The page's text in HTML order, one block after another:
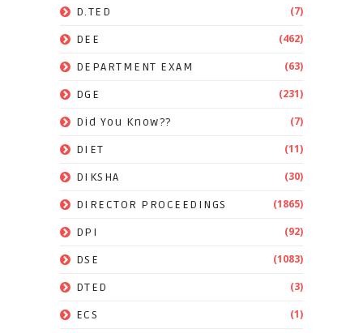
D.TED (7)
DEE (462)
DEPARTMENT EXAM (63)
DGE (231)
Did You Know?? (7)
DIET (11)
DIKSHA (30)
DIRECTOR PROCEEDINGS (1865)
DPI (92)
DSE (1083)
DTED (3)
ECS (1)